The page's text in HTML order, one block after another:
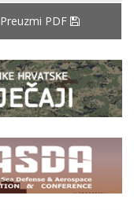
Preuzmi PDF